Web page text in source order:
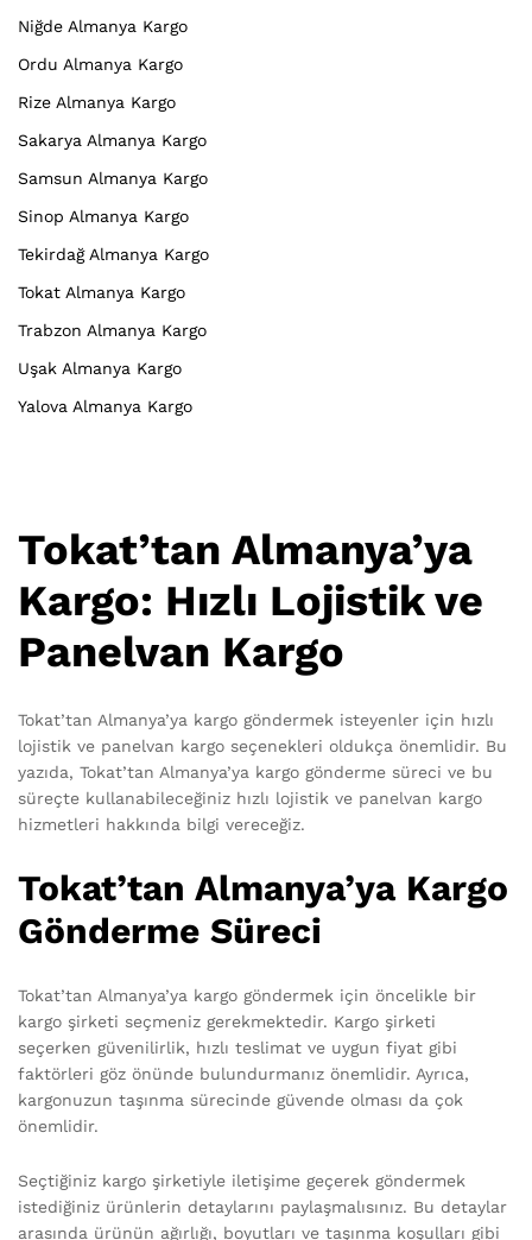
Niğde Almanya Kargo
Ordu Almanya Kargo
Rize Almanya Kargo
Sakarya Almanya Kargo
Samsun Almanya Kargo
Sinop Almanya Kargo
Tekirdağ Almanya Kargo
Tokat Almanya Kargo
Trabzon Almanya Kargo
Uşak Almanya Kargo
Yalova Almanya Kargo
Tokat’tan Almanya’ya
Kargo: Hızlı Lojistik ve
Panelvan Kargo
Tokat’tan Almanya’ya kargo göndermek isteyenler için hızlı
lojistik ve panelvan kargo seçenekleri oldukça önemlidir. Bu
yazıda, Tokat’tan Almanya’ya kargo gönderme süreci ve bu
süreçte kullanabileceğiniz hızlı lojistik ve panelvan kargo
hizmetleri hakkında bilgi vereceğiz.
Tokat’tan Almanya’ya Kargo
Gönderme Süreci
Tokat’tan Almanya’ya kargo göndermek için öncelikle bir
kargo şirketi seçmeniz gerekmektedir. Kargo şirketi
seçerken güvenilirlik, hızlı teslimat ve uygun fiyat gibi
faktörleri göz önünde bulundurmanız önemlidir. Ayrıca,
kargonuzun taşınma sürecinde güvende olması da çok
önemlidir.
Seçtiğiniz kargo şirketiyle iletişime geçerek göndermek
istediğiniz ürünlerin detaylarını paylaşmalısınız. Bu detaylar
arasında ürünün ağırlığı, boyutları ve taşınma koşulları gibi